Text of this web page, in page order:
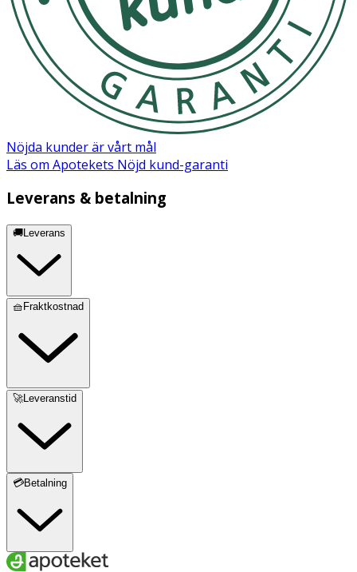
Nöjda kunder är vårt mål
Läs om Apotekets Nöjd kund-garanti
Leverans & betalning
🚚Leverans
🧺Fraktkostnad
🚀Leveranstid
💳Betalning